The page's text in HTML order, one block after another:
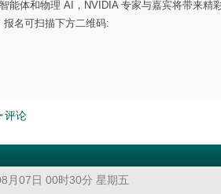
能体和物理 AI，NVIDIA 专家与嘉宾将带来精
名可扫描下方二维码:
评论
月07日 00时30分 星期五